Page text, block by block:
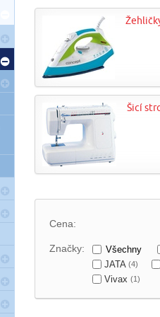
Šicí
Cena:
Značky:
Všechny
JATA (4)
Vivax (1)